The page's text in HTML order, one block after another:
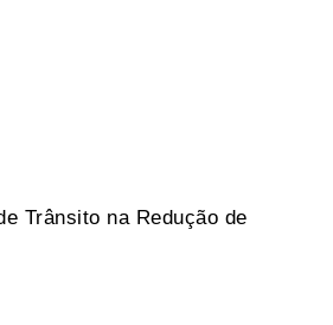
Trânsito na Redução de